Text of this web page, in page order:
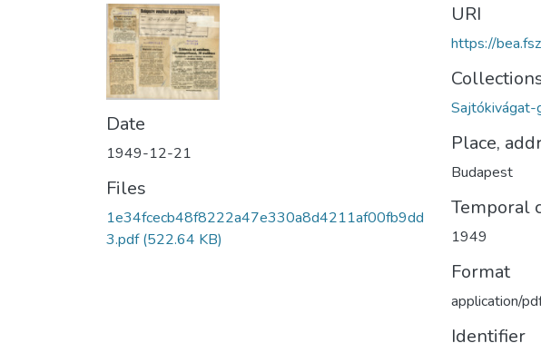
Date
1949-12-21
Files
1e34fcecb48f8222a47e330a8d4211af00fb9dd
3.pdf(522.64 KB)
URI
https://
Place,
Budapest
Temporal
1949
Format
application/
Identifier